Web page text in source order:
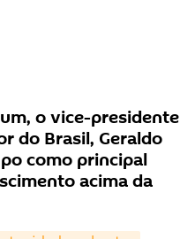
o vice-presidente
do Brasil, Geraldo
como principal
acima da